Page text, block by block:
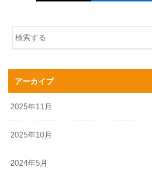
アーカイブ
2025年11月
2025年10月
2024年5月